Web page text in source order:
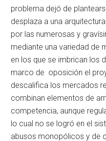
problema dejó de
desplaza a una
por las numerosas y
mediante una variedad de
en los que se imbrican los
marco de oposición el
descalifica los mercados
combinan elementos de
competencia, aunque
lo cual no se logró en el
abusos monopólicos y de